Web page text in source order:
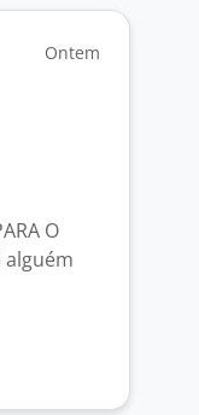
Ontem
O
alguém